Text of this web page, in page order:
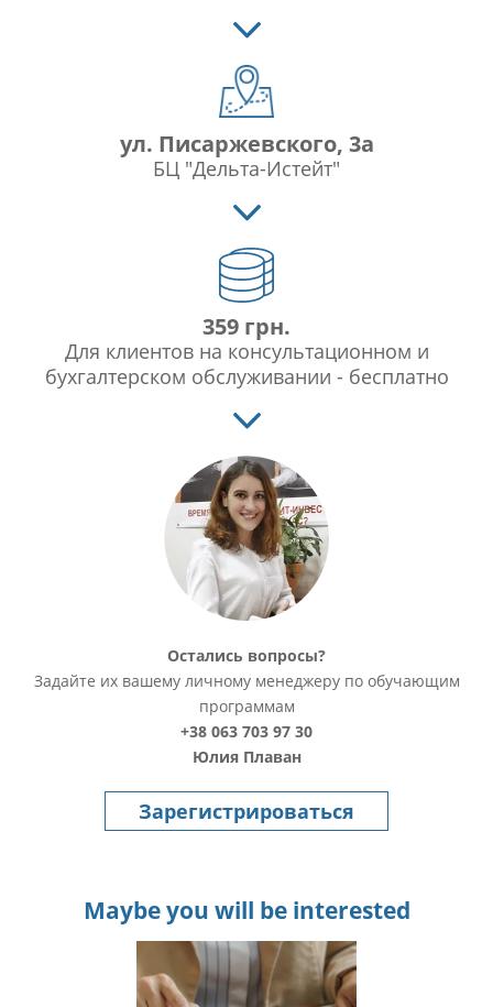
ул. Писаржевского, 3а
БЦ "Дельта-Истейт"
359 грн.
Для клиентов на консультационном и
бухгалтерском обслуживании - бесплатно
Остались вопросы?
Задайте их вашему личному менеджеру по обучающим
программам
+38 063 703 97 30
Юлия Плаван
Зарегистрироваться
Maybe you will be interested